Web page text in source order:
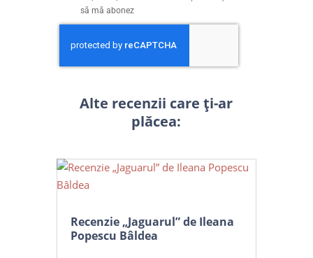
să mă abonez
Alte recenzii care ți-ar
plăcea:
Recenzie „Jaguarul” de Ileana
Popescu Bâldea